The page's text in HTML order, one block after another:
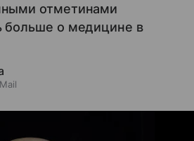
отметинами
больше о медицине в